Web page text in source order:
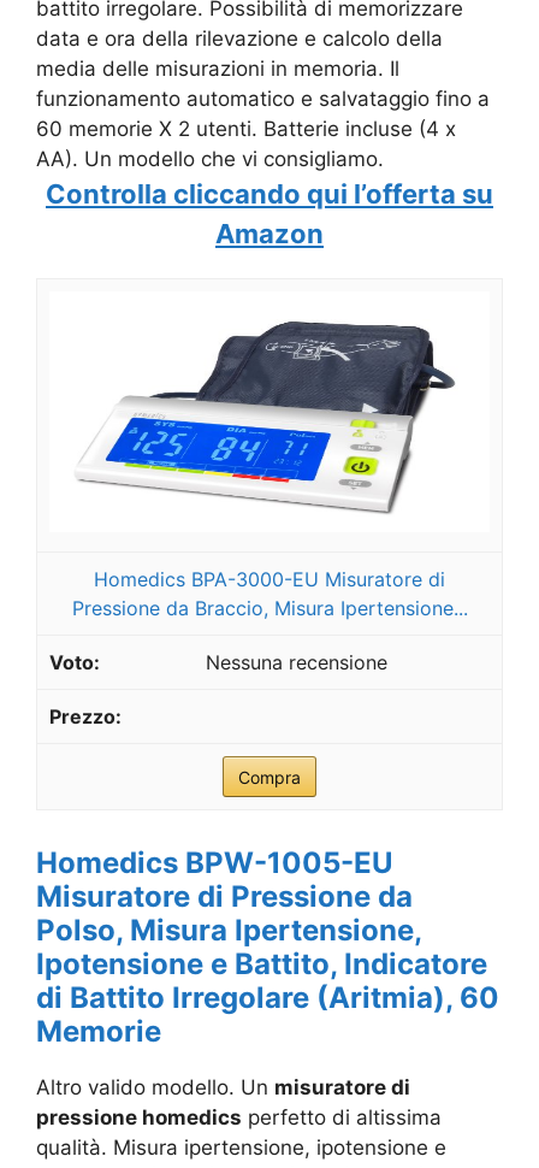
battito irregolare. Possibilità di memorizzare
data e ora della rilevazione e calcolo della
media delle misurazioni in memoria. Il
funzionamento automatico e salvataggio fino a
60 memorie X 2 utenti. Batterie incluse (4 x
AA). Un modello che vi consigliamo.
Controlla cliccando qui l’offerta su
Amazon
Homedics BPA-3000-EU Misuratore di
Pressione da Braccio, Misura Ipertensione...
Nessuna recensione
Compra
Homedics BPW-1005-EU
Misuratore di Pressione da
Polso, Misura Ipertensione,
Ipotensione e Battito, Indicatore
di Battito Irregolare (Aritmia), 60
Memorie
Altro valido modello. Un misuratore di
pressione homedics perfetto di altissima
qualità. Misura ipertensione, ipotensione e